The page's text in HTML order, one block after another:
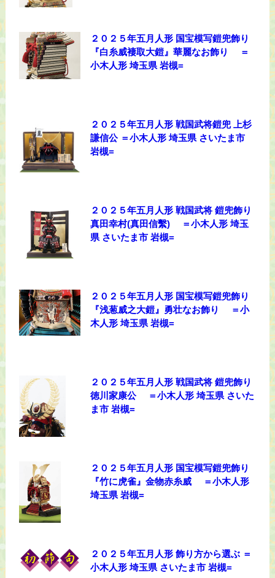
２０２５年五月人形 国宝模写鎧兜飾り
『白糸威褄取大鎧』華麗なお飾り ＝
小木人形 埼玉県 岩槻=
２０２５年五月人形 戦国武将鎧兜 上杉
謙信公 ＝小木人形 埼玉県 さいたま市
岩槻=
２０２５年五月人形 戦国武将 鎧兜飾り
真田幸村(真田信繫) ＝小木人形 埼玉
県 さいたま市 岩槻=
２０２５年五月人形 国宝模写鎧兜飾り
『浅葱威之大鎧』勇壮なお飾り ＝小
木人形 埼玉県 岩槻=
２０２５年五月人形 戦国武将 鎧兜飾り
徳川家康公 ＝小木人形 埼玉県 さいた
ま市 岩槻=
２０２５年五月人形 国宝模写鎧兜飾り
『竹に虎雀』金物赤糸威 ＝小木人形
埼玉県 岩槻=
２０２５年五月人形 飾り方から選ぶ ＝
小木人形 埼玉県 さいたま市 岩槻=